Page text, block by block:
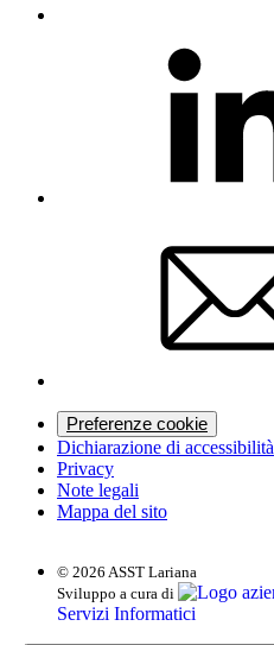
Preferenze cookie
Dichiarazione di accessibilità
Privacy
Note legali
Mappa del sito
© 2026 ASST Lariana
Sviluppo a cura di
Servizi Informatici